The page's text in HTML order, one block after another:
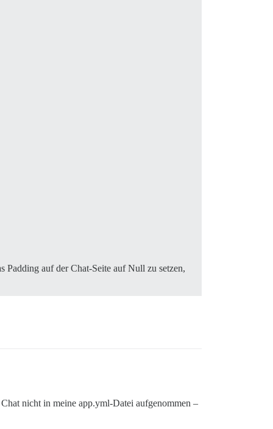
Padding auf der Chat-Seite auf Null zu setzen,
nicht in meine app.yml-Datei aufgenommen –